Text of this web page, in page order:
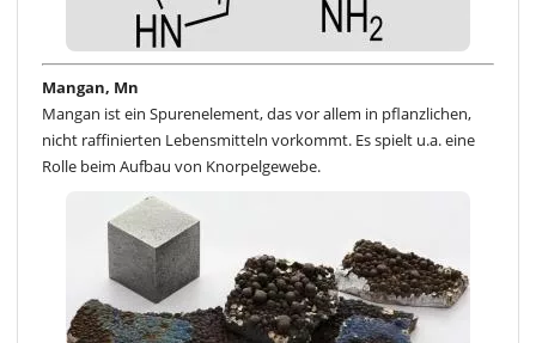
Mangan, Mn
Mangan ist ein Spurenelement, das vor allem in pflanzlichen,
nicht raffinierten Lebensmitteln vorkommt. Es spielt u.a. eine
Rolle beim Aufbau von Knorpelgewebe.